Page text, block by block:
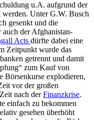
u.A. aufgrund der
werden. Unter G.W. Busch
gesenkt und die
auch der Afghanistan-
Acts dürfte dabei eine
Zeitpunkt wurde das
getrennt und damit
zum Kauf von
Börsenkurse explodieren,
vor der großen
nach derFinanzkrise.
einfach zu bekommen
gesehen überhöht